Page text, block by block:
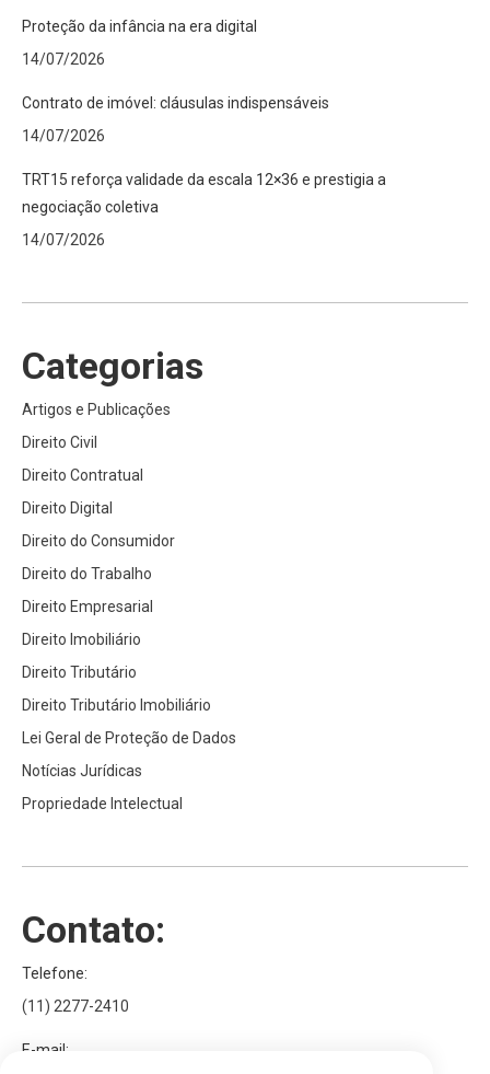
Proteção da infância na era digital
14/07/2026
Contrato de imóvel: cláusulas indispensáveis
14/07/2026
TRT15 reforça validade da escala 12×36 e prestigia a
negociação coletiva
14/07/2026
Categorias
Artigos e Publicações
Direito Civil
Direito Contratual
Direito Digital
Direito do Consumidor
Direito do Trabalho
Direito Empresarial
Direito Imobiliário
Direito Tributário
Direito Tributário Imobiliário
Lei Geral de Proteção de Dados
Notícias Jurídicas
Propriedade Intelectual
Contato:
Telefone:
(11) 2277-2410
E-mail: